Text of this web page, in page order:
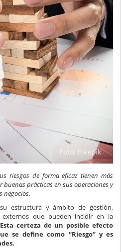
riesgos de forma eficaz tienen más
prácticas en sus operaciones y
negocios.
estructura y ámbito de gestión,
que pueden incidir en la
Esta certeza de un posible efecto
se define como “Riesgo” y es